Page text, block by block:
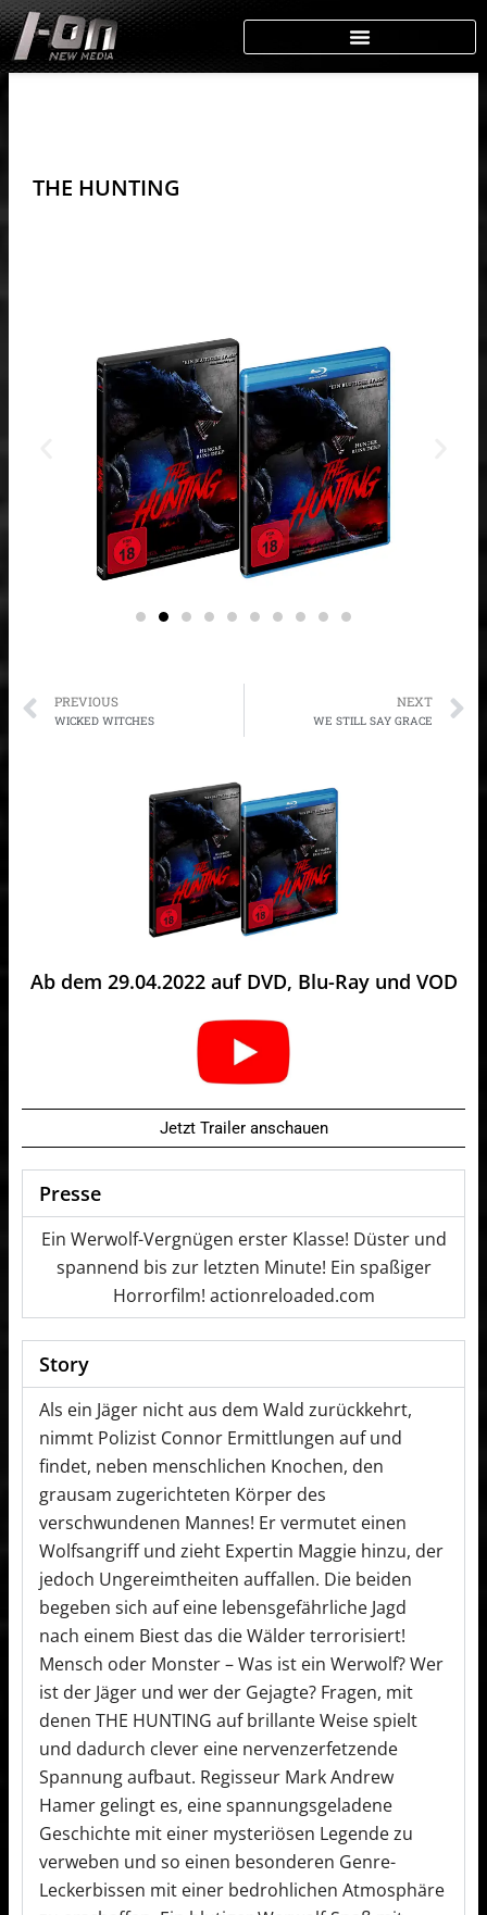
Skip
to
content
THE HUNTING
PREVIOUS
WICKED WITCHES
NEXT
WE STILL SAY GRACE
Ab dem 29.04.2022 auf DVD, Blu-Ray und VOD
Jetzt Trailer anschauen
Presse
Ein Werwolf-Vergnügen erster Klasse! Düster und
spannend bis zur letzten Minute! Ein spaßiger
Horrorfilm! actionreloaded.com
Story
Als ein Jäger nicht aus dem Wald zurückkehrt,
nimmt Polizist Connor Ermittlungen auf und
findet, neben menschlichen Knochen, den
grausam zugerichteten Körper des
verschwundenen Mannes! Er vermutet einen
Wolfsangriff und zieht Expertin Maggie hinzu, der
jedoch Ungereimtheiten auffallen. Die beiden
begeben sich auf eine lebensgefährliche Jagd
nach einem Biest das die Wälder terrorisiert!
Mensch oder Monster – Was ist ein Werwolf? Wer
ist der Jäger und wer der Gejagte? Fragen, mit
denen THE HUNTING auf brillante Weise spielt
und dadurch clever eine nervenzerfetzende
Spannung aufbaut. Regisseur Mark Andrew
Hamer gelingt es, eine spannungsgeladene
Geschichte mit einer mysteriösen Legende zu
verweben und so einen besonderen Genre-
Leckerbissen mit einer bedrohlichen Atmosphäre